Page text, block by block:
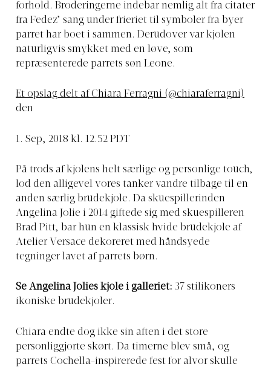
forhold. Broderingerne indebar nemlig alt fra citater
fra Fedez’ sang under frieriet til symboler fra byer
parret har boet i sammen. Derudover var kjolen
naturligvis smykket med en løve, som
repræsenterede parrets søn Leone.
Et opslag delt af Chiara Ferragni (@chiaraferragni)
den
1. Sep, 2018 kl. 12.52 PDT
På trods af kjolens helt særlige og personlige touch,
lod den alligevel vores tanker vandre tilbage til en
anden særlig brudekjole. Da skuespillerinden
Angelina Jolie i 2014 giftede sig med skuespilleren
Brad Pitt, bar hun en klassisk hvide brudekjole af
Atelier Versace dekoreret med håndsyede
tegninger lavet af parrets børn.
Se Angelina Jolies kjole i galleriet: 37 stilikoners
ikoniske brudekjoler.
Chiara endte dog ikke sin aften i det store
personliggjorte skørt. Da timerne blev små, og
parrets Cochella-inspirerede fest for alvor skulle